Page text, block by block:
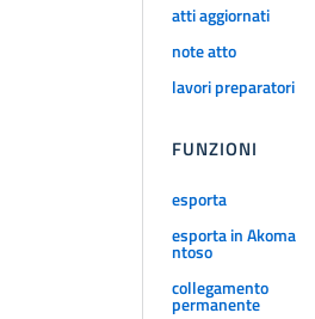
atti aggiornati
note atto
lavori preparatori
FUNZIONI
esporta
esporta in Akoma
ntoso
collegamento
permanente